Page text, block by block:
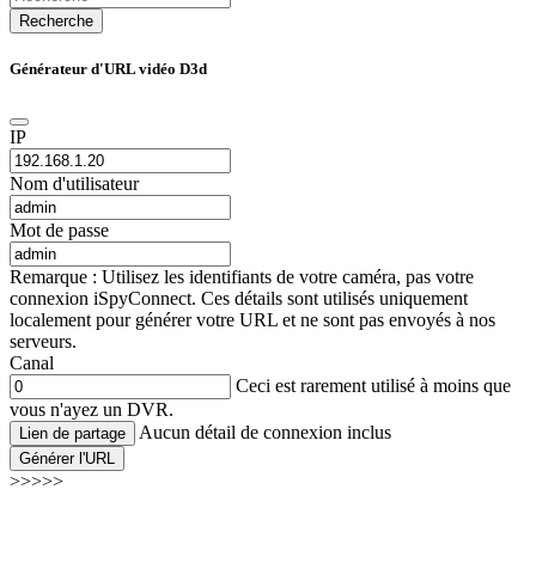
Recherche
Générateur d'URL vidéo D3d
IP
Nom d'utilisateur
Mot de passe
Remarque : Utilisez les identifiants de votre caméra, pas votre
connexion iSpyConnect. Ces détails sont utilisés uniquement
localement pour générer votre URL et ne sont pas envoyés à nos
serveurs.
Canal
Ceci est rarement utilisé à moins que
vous n'ayez un DVR.
Lien de partage Aucun détail de connexion inclus
Générer l'URL
>>>>>